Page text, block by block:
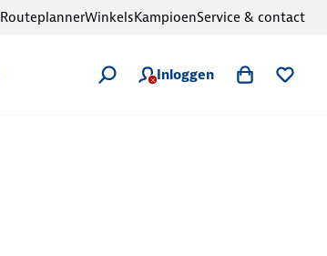
Inloggen
RouteplannerWinkelsKampioenService & contact